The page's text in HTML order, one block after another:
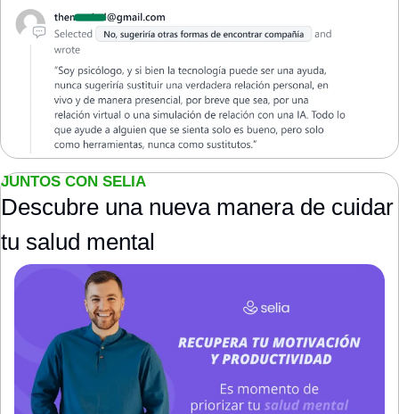
JUNTOS CON SELIA
Descubre una nueva manera de cuidar
tu salud mental